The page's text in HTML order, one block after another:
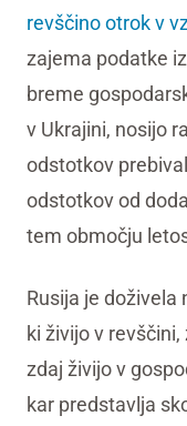
revščino otrok v
zajema podatke
breme
v Ukrajini, nosijo
odstotkov
odstotkov od
tem območju
Rusija je doživela
ki živijo v
zdaj živijo v
kar predstavlja